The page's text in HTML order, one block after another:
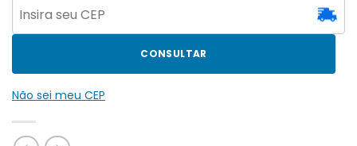
CONSULTAR
Não sei meu CEP